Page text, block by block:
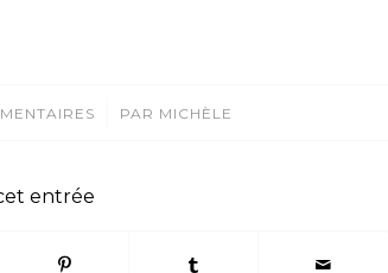
/ PAR MICHÈLE
entrée